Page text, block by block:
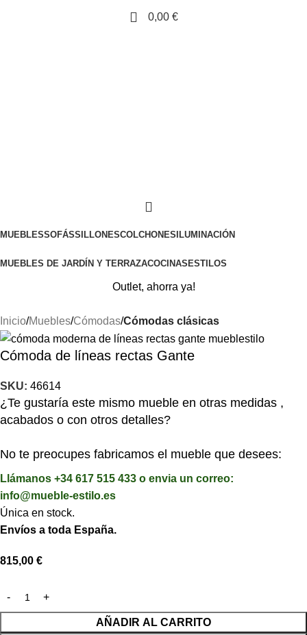
0,00 €
MUEBLESSOFÁSSILLONESCOLCHONESILUMINACIÓN
MUEBLES DE JARDÍN Y TERRAZACOCINASESTILOS
Outlet, ahorra ya!
Inicio Muebles Cómodas Cómodas clásicas
Cómoda de líneas rectas Gante
SKU: 46614
¿Te gustaría este mismo mueble en otras medidas ,
acabados o con otros detalles?
No te preocupes fabricamos el mueble que desees:
Llámanos +34 617 515 433 o envia un correo:
info@mueble-estilo.es
Única en stock.
Envíos a toda España.
815,00 €
AÑADIR AL CARRITO